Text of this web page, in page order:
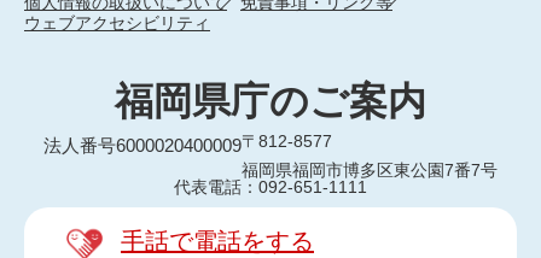
ウェブアクセシビリティ
福岡県庁のご案内
法人番号6000020400009〒812-8577
福岡県福岡市博多区東公園7番7号
代表電話：092-651-1111
手話で電話をする